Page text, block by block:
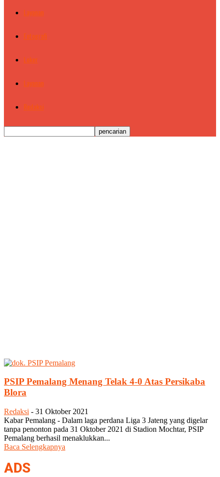
Layanan
Fotografi
Loker
Layanan
Redaksi
PSIP Pemalang Menang Telak 4-0 Atas Persikaba
Blora
Redaksi - 31 Oktober 2021
Kabar Pemalang - Dalam laga perdana Liga 3 Jateng yang digelar
tanpa penonton pada 31 Oktober 2021 di Stadion Mochtar, PSIP
Pemalang berhasil menaklukkan...
Baca Selengkapnya
ADS